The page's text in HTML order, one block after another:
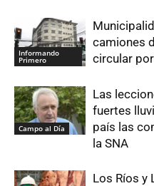
Informando
Primero
camiones
circular
Campo al Día
Las
fuertes
país las
la SNA
Los Ríos y